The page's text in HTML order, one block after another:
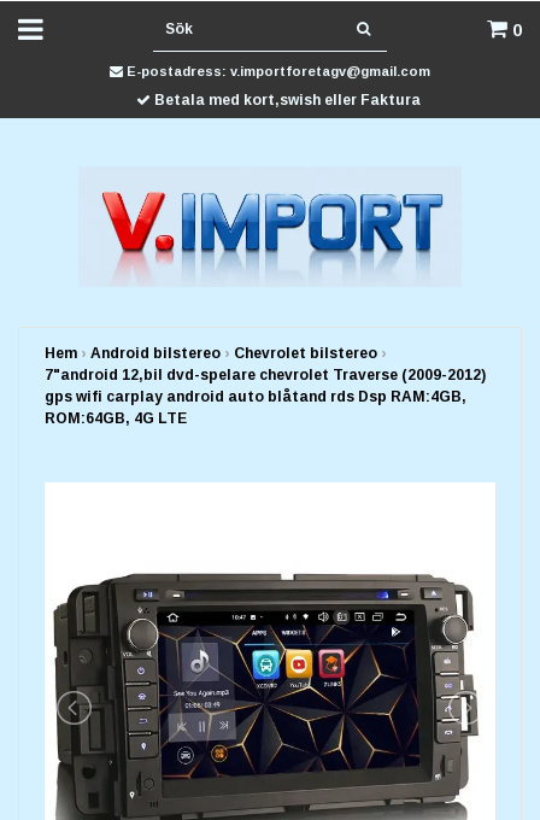
0
E-postadress: v.importforetagv@gmail.com
Betala med kort,swish eller Faktura
Hem › Android bilstereo › Chevrolet bilstereo ›
7"android 12,bil dvd-spelare chevrolet Traverse (2009-2012)
gps wifi carplay android auto blåtand rds Dsp RAM:4GB,
ROM:64GB, 4G LTE